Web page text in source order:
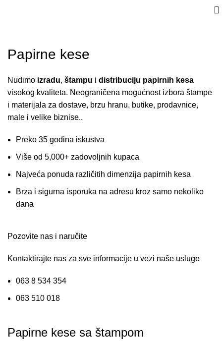
Papirne kese
Nudimo izradu, štampu i distribuciju papirnih kesa
visokog kvaliteta. Neograničena mogućnost izbora štampe
i materijala za dostave, brzu hranu, butike, prodavnice,
male i velike biznise..
Preko 35 godina iskustva
Više od 5,000+ zadovoljnih kupaca
Najveća ponuda različitih dimenzija papirnih kesa
Brza i sigurna isporuka na adresu kroz samo nekoliko
dana
Pozovite nas i naručite
Kontaktirajte nas za sve informacije u vezi naše usluge
063 8 534 354
063 510 018
Papirne kese sa štampom